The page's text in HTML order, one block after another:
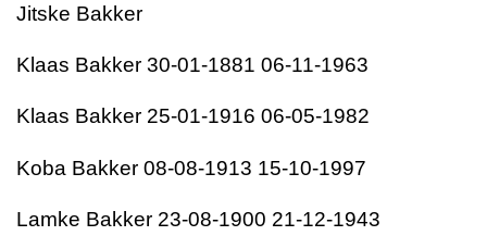
Jitske Bakker
Klaas Bakker 30-01-1881 06-11-1963
Klaas Bakker 25-01-1916 06-05-1982
Koba Bakker 08-08-1913 15-10-1997
Lamke Bakker 23-08-1900 21-12-1943